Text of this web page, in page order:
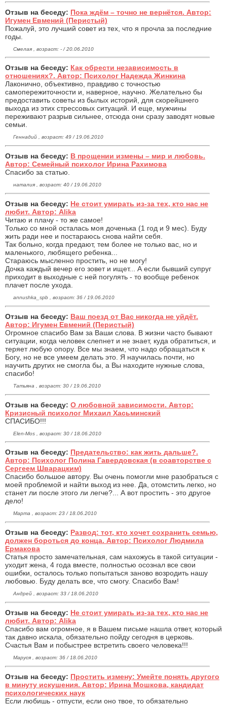
Отзыв на беседу: Пока ждём – точно не вернётся. Автор:
Игумен Евмений (Перистый)
Пожалуй, это лучший совет из тех, что я прочла за последние
годы.
Смелая , возраст: - / 20.06.2010
Отзыв на беседу: Как обрести независимость в
отношениях?. Автор: Психолог Надежда Жинкина
Лаконично, объективно, правдиво с точностью
самопережиточности и, наверное, научно. Желательно бы
предоставить советы из былых историй, для скорейшнего
выхода из этих стрессовых ситуаций. И еще, мужчины
переживают разрыв сильнее, отсюда они сразу заводят новые
семьи.
Геннадий , возраст: 49 / 19.06.2010
Отзыв на беседу: В прощении измены – мир и любовь.
Автор: Семейный психолог Ирина Рахимова
Спасибо за статью.
наталия , возраст: 40 / 19.06.2010
Отзыв на беседу: Не стоит умирать из-за тех, кто нас не
любит. Автор: Alika
Читаю и плачу - то же самое!
Только со мной осталась моя доченька (1 год и 9 мес). Буду
жить ради нее и постараюсь снова найти себя.
Так больно, когда предают, тем более не только вас, но и
маленького, любящего ребенка...
Стараюсь мысленно простить, но не могу!
Дочка каждый вечер его зовет и ищет... А если бывший супруг
приходит в выходные с ней погулять - то вообще ребенок
плачет после ухода.
annushka_spb , возраст: 36 / 19.06.2010
Отзыв на беседу: Ваш поезд от Вас никогда не уйдёт.
Автор: Игумен Евмений (Перистый)
Огромное спасибо Вам за Ваши слова. В жизни часто бывают
ситуации, когда человек слепнет и не знает, куда обратиться, и
теряет любую опору. Все мы знаем, что надо обращаться к
Богу, но не все умеем делать это. Я научилась почти, но
научить других не смогла бы, а Вы находите нужные слова,
спасибо!
Татьяна , возраст: 30 / 19.06.2010
Отзыв на беседу: О любовной зависимости. Автор:
Кризисный психолог Михаил Хасьминский
СПАСИБО!!!
Elen-Mos , возраст: 30 / 18.06.2010
Отзыв на беседу: Предательство: как жить дальше?.
Автор: Психолог Полина Гавердовская (в соавторстве с
Сергеем Шварацким)
Спасибо большое автору. Вы очень помогли мне разобраться с
моей проблемой и найти выход из нее. Да, отомстить легко, но
станет ли после этого ли легче?... А вот простить - это другое
дело!
Марта , возраст: 23 / 18.06.2010
Отзыв на беседу: Развод: тот, кто хочет сохранить семью,
должен бороться до конца. Автор: Психолог Людмила
Ермакова
Статья просто замечательная, сам нахожусь в такой ситуации -
уходит жена, 4 года вместе, полностью осознал все свои
ошибки, осталось только попытаться заново возродить нашу
любовью. Буду делать все, что смогу. Спасибо Вам!
Андрей , возраст: 33 / 18.06.2010
Отзыв на беседу: Не стоит умирать из-за тех, кто нас не
любит. Автор: Alika
Спасибо вам огромное, я в Вашем письме нашла ответ, который
так давно искала, обязательно пойду сегодня в церковь.
Счастья Вам и побыстрее встретить своего человека!!!
Маруся , возраст: 36 / 18.06.2010
Отзыв на беседу: Простить измену: Умейте понять другого
в минуту искушения. Автор: Ирина Мошкова, кандидат
психологических наук
Если любишь - отпусти, если оно твое, то обязательно